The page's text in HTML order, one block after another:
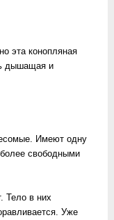
эта конопляная
дышащая и
Имеют одну
свободными
Тело в них
Уже